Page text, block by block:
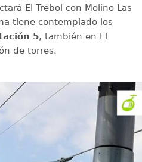
El Trébol con Molino Las
tiene contemplado los
5, también en El
de torres.